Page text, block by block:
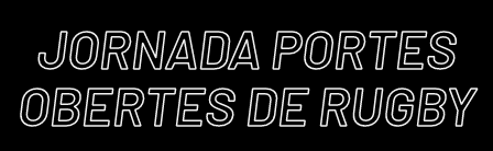
JORNADA PORTES
OBERTES DE RUGBY